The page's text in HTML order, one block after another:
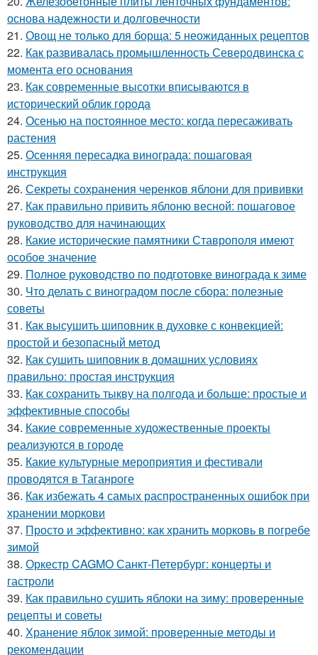
основа надежности и долговечности
21. Овощ не только для борща: 5 неожиданных рецептов
22. Как развивалась промышленность Северодвинска с
момента его основания
23. Как современные высотки вписываются в
исторический облик города
24. Осенью на постоянное место: когда пересаживать
растения
25. Осенняя пересадка винограда: пошаговая
инструкция
26. Секреты сохранения черенков яблони для прививки
27. Как правильно привить яблоню весной: пошаговое
руководство для начинающих
28. Какие исторические памятники Ставрополя имеют
особое значение
29. Полное руководство по подготовке винограда к зиме
30. Что делать с виноградом после сбора: полезные
советы
31. Как высушить шиповник в духовке с конвекцией:
простой и безопасный метод
32. Как сушить шиповник в домашних условиях
правильно: простая инструкция
33. Как сохранить тыкву на полгода и больше: простые и
эффективные способы
34. Какие современные художественные проекты
реализуются в городе
35. Какие культурные мероприятия и фестивали
проводятся в Таганроге
36. Как избежать 4 самых распространенных ошибок при
хранении моркови
37. Просто и эффективно: как хранить морковь в погребе
зимой
38. Оркестр CAGMO Санкт-Петербург: концерты и
гастроли
39. Как правильно сушить яблоки на зиму: проверенные
рецепты и советы
40. Хранение яблок зимой: проверенные методы и
рекомендации